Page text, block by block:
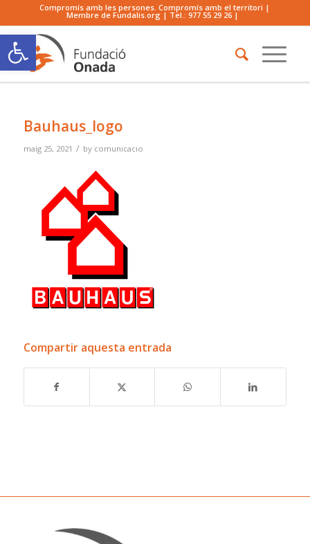
Obre la barra d'eines
Compromís amb les persones. Compromís amb el territori |
Membre de Fundalis.org | Tel.:977 55 29 26 |
Bauhaus_logo
maig 25, 2021 / by comunicacio
Compartir aquesta entrada